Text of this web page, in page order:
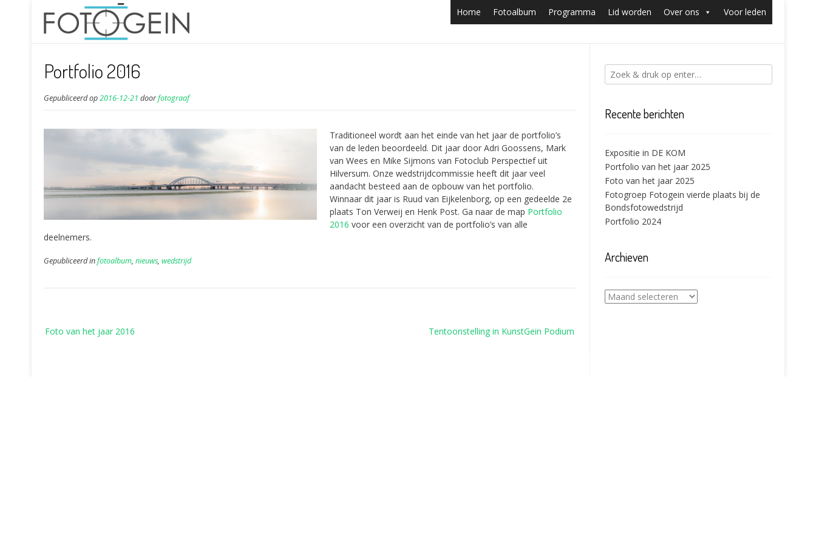
Home Fotoalbum Programma Lid worden Over ons Voor leden
Portfolio 2016
Gepubliceerd op2016-12-21 doorfotograaf
Traditioneel wordt aan het einde van het jaar de portfolio’s
van de leden beoordeeld. Dit jaar door Adri Goossens, Mark
van Wees en Mike Sijmons van Fotoclub Perspectief uit
Hilversum. Onze wedstrijdcommissie heeft dit jaar veel
aandacht besteed aan de opbouw van het portfolio.
Winnaar dit jaar is Ruud van Eijkelenborg, op een gedeelde 2e
plaats Ton Verweij en Henk Post. Ga naar de map Portfolio
2016 voor een overzicht van de portfolio’s van alle
deelnemers.
Gepubliceerd infotoalbum, nieuws, wedstrijd
navigatie Tentoonstelling in KunstGein Podium
Foto van het jaar 2016
Recente berichten
Expositie in DE KOM
Portfolio van het jaar 2025
Foto van het jaar 2025
Fotogroep Fotogein vierde plaats bij de
Bondsfotowedstrijd
Portfolio 2024
Archieven
Archieven